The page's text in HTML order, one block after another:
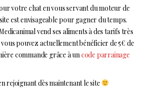
votre chat en vous servant du moteur de
est envisageable pour gagner du temps.
vend ses aliments à des tarifs très
pouvez actuellement bénéficier de 5€ de
commande grâce à uncode parrainage
rejoignant dès maintenant le site